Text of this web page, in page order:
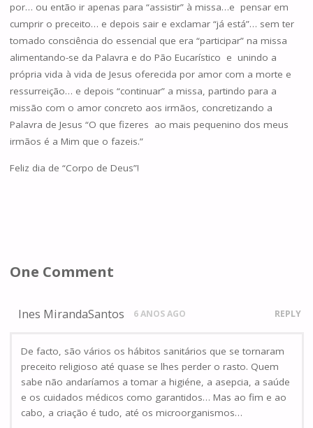
por… ou então ir apenas para “assistir” à missa…e pensar em
cumprir o preceito… e depois sair e exclamar “já está”… sem ter
tomado consciência do essencial que era “participar” na missa
alimentando-se da Palavra e do Pão Eucarístico e unindo a
própria vida à vida de Jesus oferecida por amor com a morte e
ressurreição… e depois “continuar” a missa, partindo para a
missão com o amor concreto aos irmãos, concretizando a
Palavra de Jesus “O que fizeres ao mais pequenino dos meus
irmãos é a Mim que o fazeis.”
Feliz dia de “Corpo de Deus”!
One Comment
Ines MirandaSantos 6 ANOS AGO REPLY
De facto, são vários os hábitos sanitários que se tornaram
preceito religioso até quase se lhes perder o rasto. Quem
sabe não andaríamos a tomar a higiéne, a asepcia, a saúde
e os cuidados médicos como garantidos… Mas ao fim e ao
cabo, a criação é tudo, até os microorganismos…